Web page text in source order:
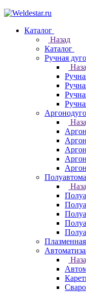
Каталог
Назад
Каталог
Ручная